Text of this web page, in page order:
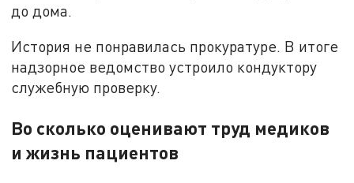
до дома.
История не понравилась прокуратуре. В итоге
надзорное ведомство устроило кондуктору
служебную проверку.
Во сколько оценивают труд медиков
и жизнь пациентов